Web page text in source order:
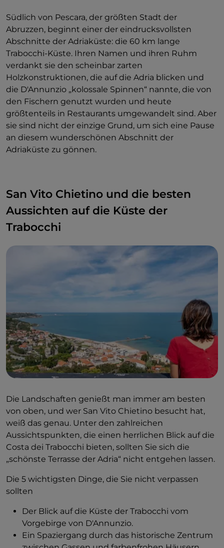
Südlich von Pescara, der größten Stadt der
Abruzzen, beginnt einer der eindrucksvollsten
Abschnitte der Adriaküste: die 60 km lange
Trabocchi-Küste. Ihren Namen und ihren Ruhm
verdankt sie den scheinbar zarten
Holzkonstruktionen, die auf die Adria blicken und
die D'Annunzio „kolossale Spinnen“ nannte, die von
den Fischern genutzt wurden und heute
größtenteils in Restaurants umgewandelt sind. Aber
sie sind nicht der einzige Grund, um sich eine Pause
an diesem wunderschönen Abschnitt der
Adriaküste zu gönnen.
San Vito Chietino und die besten
Aussichten auf die Küste der
Trabocchi
Die Landschaften genießt man immer am besten
von oben, und wer San Vito Chietino besucht hat,
weiß das genau. Unter den zahlreichen
Aussichtspunkten, die einen herrlichen Blick auf die
Costa dei Trabocchi bieten, sollten Sie sich die
„schönste Terrasse der Adria“ nicht entgehen lassen.
Die 5 wichtigsten Dinge, die Sie nicht verpassen
sollten
Der Blick auf die Küste der Trabocchi vom
Vorgebirge von D'Annunzio.
Ein Spaziergang durch das historische Zentrum